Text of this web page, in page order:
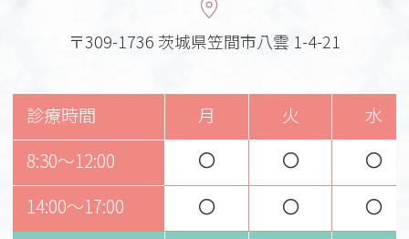
〒309-1736 茨城県笠間市八雲 1-4-21
診療時間 月 火
水
8:30～12:00
〇 〇
〇
14:00～17:00
〇 〇
〇